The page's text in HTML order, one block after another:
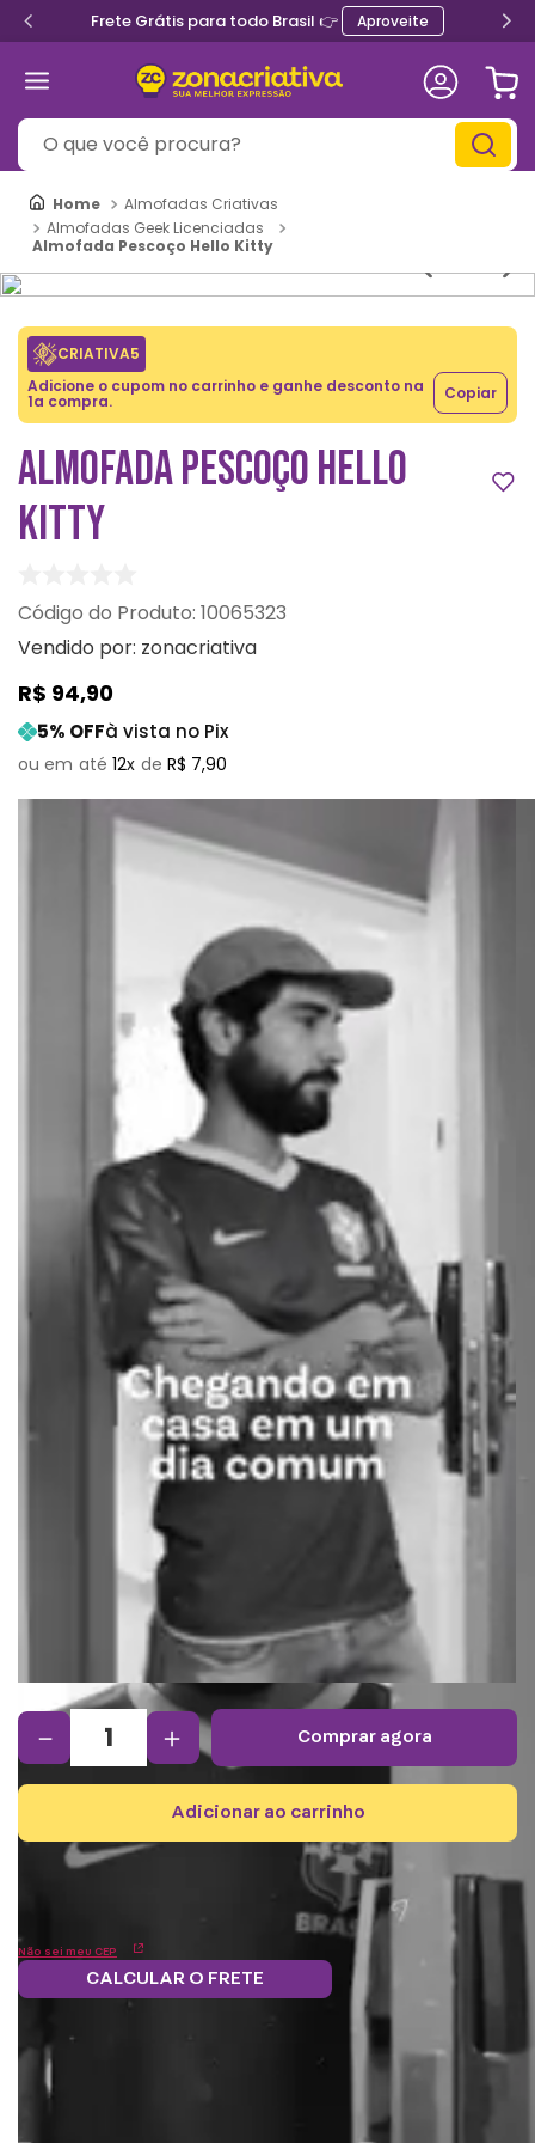
Frete Grátis para todo Brasil 👉 Aproveite
O que você procura?
Almofadas Criativas
Almofadas Geek Licenciadas
Almofada Pescoço Hello Kitty
CRIATIVA5
Adicione o cupom no carrinho e ganhe desconto na
1a compra. Copiar
ALMOFADA PESCOÇO HELLO
KITTY
: 10065323
Vendido por: zonacriativa
R$ 94,90
5% OFFà vista no Pix
12 R$ 7,90
＋
－ comprar agora
adicionar ao carrinho
Não sei meu CEP
CALCULAR O FRETE
Parcele em 12x